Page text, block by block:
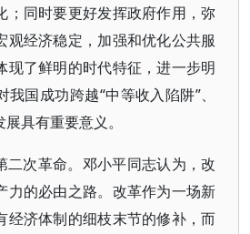
；同时要更好发挥政府作用，弥
观经济稳定，加强和优化公共服
现了鲜明的时代特征，进一步明
国成功跨越“中等收入陷阱”、
具有重要意义。
二次革命。邓小平同志认为，改
力的必由之路。改革作为一场新
经济体制的细枝末节的修补，而